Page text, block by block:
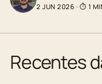
2 JUN 2026 · ⏱ 1
Recentes